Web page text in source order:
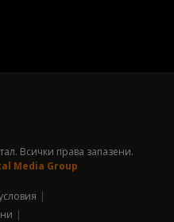
Всички права запазени.
Media Group